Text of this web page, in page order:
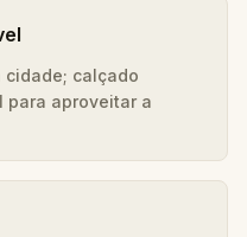
cidade; calçado
para aproveitar a